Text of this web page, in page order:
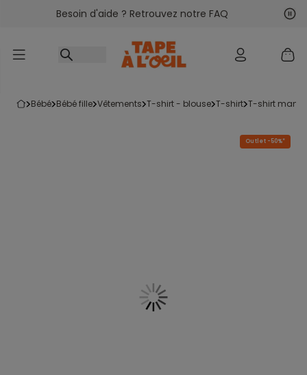
Accéder au contenu
Besoin d'aide ? Retrouvez notre FAQ
bébé bébé fille vêtements t-shirt - blouse t-shirt t-shirt
Outlet -50%*